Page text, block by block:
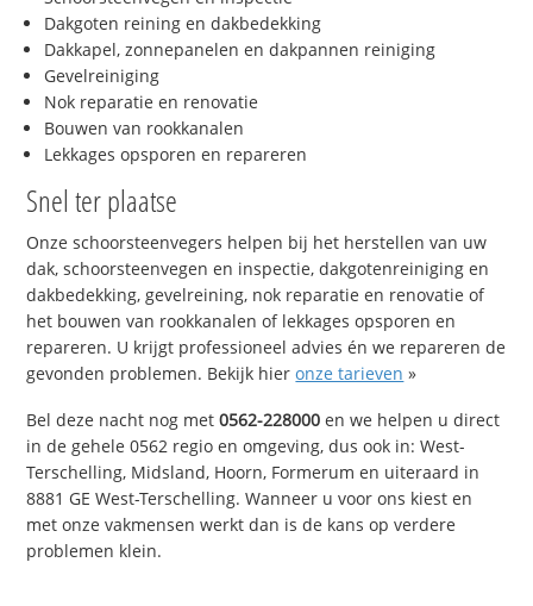
Dakgoten reining en dakbedekking
Dakkapel, zonnepanelen en dakpannen reiniging
Gevelreiniging
Nok reparatie en renovatie
Bouwen van rookkanalen
Lekkages opsporen en repareren
Snel ter plaatse
Onze schoorsteenvegers helpen bij het herstellen van uw
dak, schoorsteenvegen en inspectie, dakgotenreiniging en
dakbedekking, gevelreining, nok reparatie en renovatie of
het bouwen van rookkanalen of lekkages opsporen en
repareren. U krijgt professioneel advies én we repareren de
gevonden problemen. Bekijk hieronze tarieven »
Bel deze nacht nog met0562-228000 en we helpen u direct
in de gehele 0562 regio en omgeving, dus ook in: West-
Terschelling, Midsland, Hoorn, Formerum en uiteraard in
8881 GE West-Terschelling. Wanneer u voor ons kiest en
met onze vakmensen werkt dan is de kans op verdere
problemen klein.